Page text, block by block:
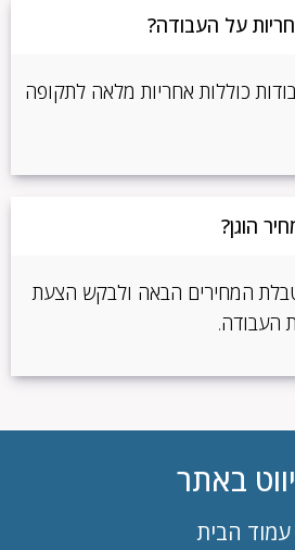
על העבודה?
כוללות אחריות מלאה לתקופה
הוגן?
המחירים הבאה ולבקש הצעת
העבודה.
באתר
עמוד הבית